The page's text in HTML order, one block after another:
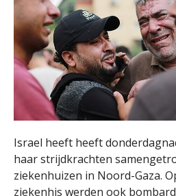
Israel heeft heeft
haar strijdkrachten
ziekenhuizen in Noord-Gaza.
ziekenhis werden ook